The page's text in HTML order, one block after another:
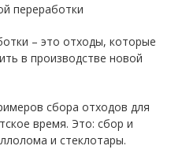
переработки
– это отходы, которые
в производстве новой
сбора отходов для
время. Это: сбор и
и стеклотары.